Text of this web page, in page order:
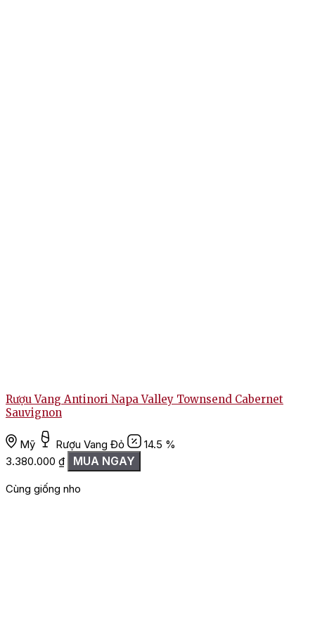
Rượu Vang Antinori Napa Valley Townsend Cabernet
Sauvignon
Mỹ Rượu Vang Đỏ
14.5 %
3.380.000 ₫ MUA NGAY
Cùng giống nho